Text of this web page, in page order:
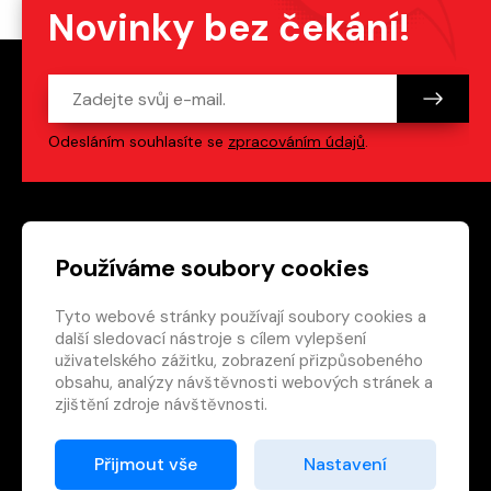
Používáme soubory cookies
Tyto webové stránky používají soubory cookies a
další sledovací nástroje s cílem vylepšení
uživatelského zážitku, zobrazení přizpůsobeného
obsahu, analýzy návštěvnosti webových stránek a
zjištění zdroje návštěvnosti.
Přijmout vše Nastavení
Novinky bez čekání!
Odesláním souhlasíte se zpracováním údajů.
Patička webu Odkazy na sociální
Vedlejší navigace
redakce@crew.cz
Ochrana soukromí
Nastavení cookies
E-shop